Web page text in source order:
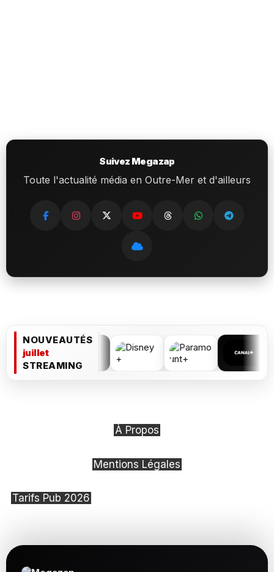
Suivez Megazap
Toute l'actualité média en Outre-Mer et d'ailleurs
NOUVEAUTÉS
juillet
STREAMING
À Propos
Mentions Légales
Tarifs Pub 2026